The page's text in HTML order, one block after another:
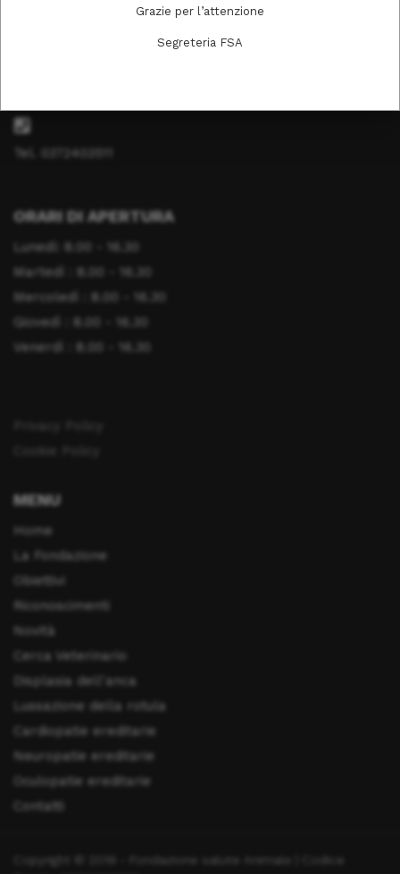
Tel. 0372403511
ORARI DI APERTURA
Lunedì: 8.00 - 16.30
Martedì : 8.00 - 16.30
Mercoledì : 8.00 - 16.30
Giovedì : 8.00 - 16.30
Venerdì : 8.00 - 16.30
MENU
Home
La Fondazione
Obiettivi
Riconoscimenti
Novità
Cerca Veterinario
Displasia dell'anca
Lussazione della rotula
Cardiopatie ereditarie
Neuropatie ereditarie
Oculopatie ereditarie
Contatti
Copyright © 2019 - Fondazione salute Animale | Codice
Grazie per l’attenzione
Segreteria FSA